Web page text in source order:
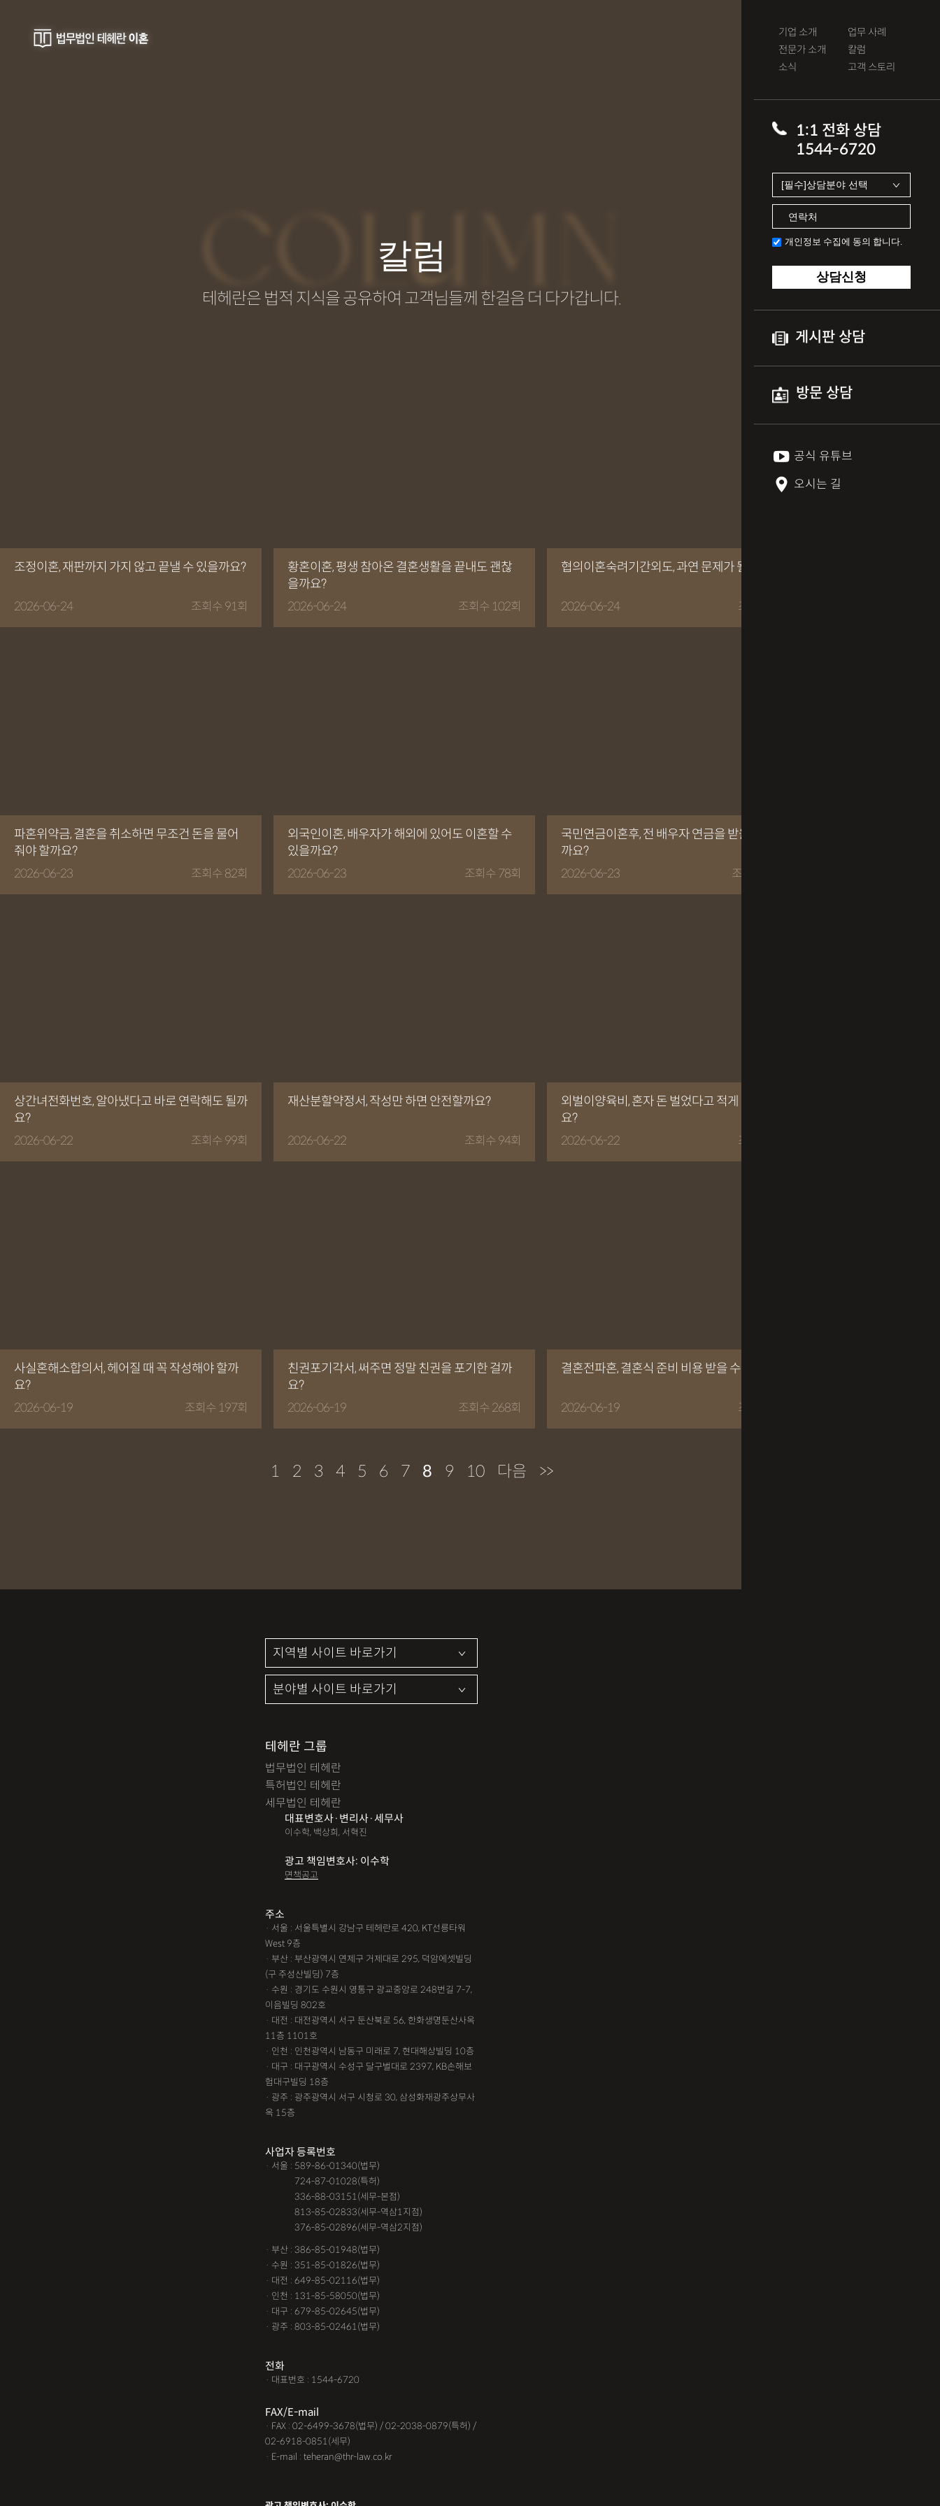
기업 소개
전문가 소개
소식
업무 사례
칼럼
고객 스토리
1:1 전화 상담
1544-6720
개인정보 수집에 동의 합니다.
상담신청
게시판 상담
방문 상담
공식 유튜브
오시는 길
COLUMN
칼럼
테헤란은 법적 지식을 공유하여 고객님들께 한걸음 더 다가갑니다.
조정이혼, 재판까지 가지 않고 끝낼 수 있을까요?
2026-06-24 조회수 91회
황혼이혼, 평생 참아온 결혼생활을 끝내도 괜찮
을까요?
2026-06-24 조회수 102회
협의이혼숙려기간외도, 과연 문제가 될까요?
2026-06-24 조회수 66회
파혼위약금, 결혼을 취소하면 무조건 돈을 물어
줘야 할까요?
2026-06-23 조회수 82회
외국인이혼, 배우자가 해외에 있어도 이혼할 수
있을까요?
2026-06-23 조회수 78회
국민연금이혼후, 전 배우자 연금을 받을 수 있을
까요?
2026-06-23 조회수 164회
상간녀전화번호, 알아냈다고 바로 연락해도 될까
요?
2026-06-22 조회수 99회
재산분할약정서, 작성만 하면 안전할까요?
2026-06-22 조회수 94회
외벌이양육비, 혼자 돈 벌었다고 적게 내도 될까
요?
2026-06-22 조회수 66회
사실혼해소합의서, 헤어질 때 꼭 작성해야 할까
요?
2026-06-19 조회수 197회
친권포기각서, 써주면 정말 친권을 포기한 걸까
요?
2026-06-19 조회수 268회
결혼전파혼, 결혼식 준비 비용 받을 수 있을까요?
2026-06-19 조회수 98회
1 2 3 4 5 6 7 8 9 10 다음 >>
테헤란 그룹
법무법인 테헤란
특허법인 테헤란
세무법인 테헤란
대표변호사·변리사·세무사
이수학, 백상희, 서혁진
광고 책임변호사: 이수학
면책공고
주소
· 서울 : 서울특별시 강남구 테헤란로 420, KT선릉타워
West 9층
· 부산 : 부산광역시 연제구 거제대로 295, 덕암에셋빌딩
(구 주성산빌딩) 7층
· 수원 : 경기도 수원시 영통구 광교중앙로 248번길 7-7,
이음빌딩 802호
· 대전 : 대전광역시 서구 둔산북로 56, 한화생명둔산사옥
11층 1101호
· 인천 : 인천광역시 남동구 미래로 7, 현대해상빌딩 10층
· 대구 : 대구광역시 수성구 달구벌대로 2397, KB손해보
험대구빌딩 18층
· 광주 : 광주광역시 서구 시청로 30, 삼성화재광주상무사
옥 15층
사업자 등록번호
· 서울 : 589-86-01340(법무)
724-87-01028(특허)
336-88-03151(세무-본점)
813-85-02833(세무-역삼1지점)
376-85-02896(세무-역삼2지점)
· 부산 : 386-85-01948(법무)
· 수원 : 351-85-01826(법무)
· 대전 : 649-85-02116(법무)
· 인천 : 131-85-58050(법무)
· 대구 : 679-85-02645(법무)
· 광주 : 803-85-02461(법무)
전화
· 대표번호 : 1544-6720
FAX/E-mail
· FAX : 02-6499-3678(법무) / 02-2038-0879(특허) /
02-6918-0851(세무)
· E-mail : teheran@thr-law.co.kr